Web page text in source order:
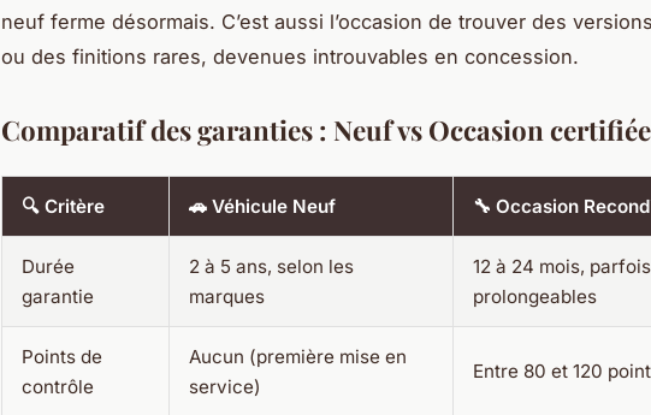
neuf ferme désormais. C’est aussi l’occasion de trouver des
ou des finitions rares, devenues introuvables en concession.
Comparatif des garanties : Neuf vs Occasion certifiée
🔍 Critère 🚗 Véhicule Neuf 🔧 Occasion
Durée
garantie
2 à 5 ans, selon les
marques
12 à 24 mois, parfois
prolongeables
Points de
contrôle
Aucun (première mise en
service)
Entre 80 et 120